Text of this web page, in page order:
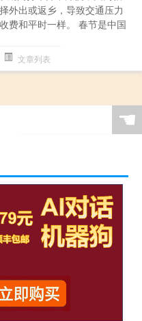
外出或返乡，导致交通压力
费和平时一样。 春节是中国
文章列表
☚